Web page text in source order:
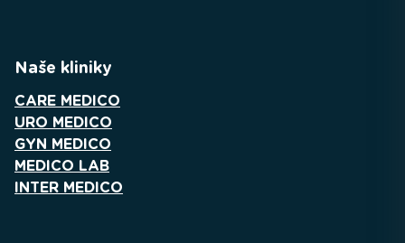
Naše kliniky
CARE MEDICO
URO MEDICO
GYN MEDICO
MEDICO LAB
INTER MEDICO